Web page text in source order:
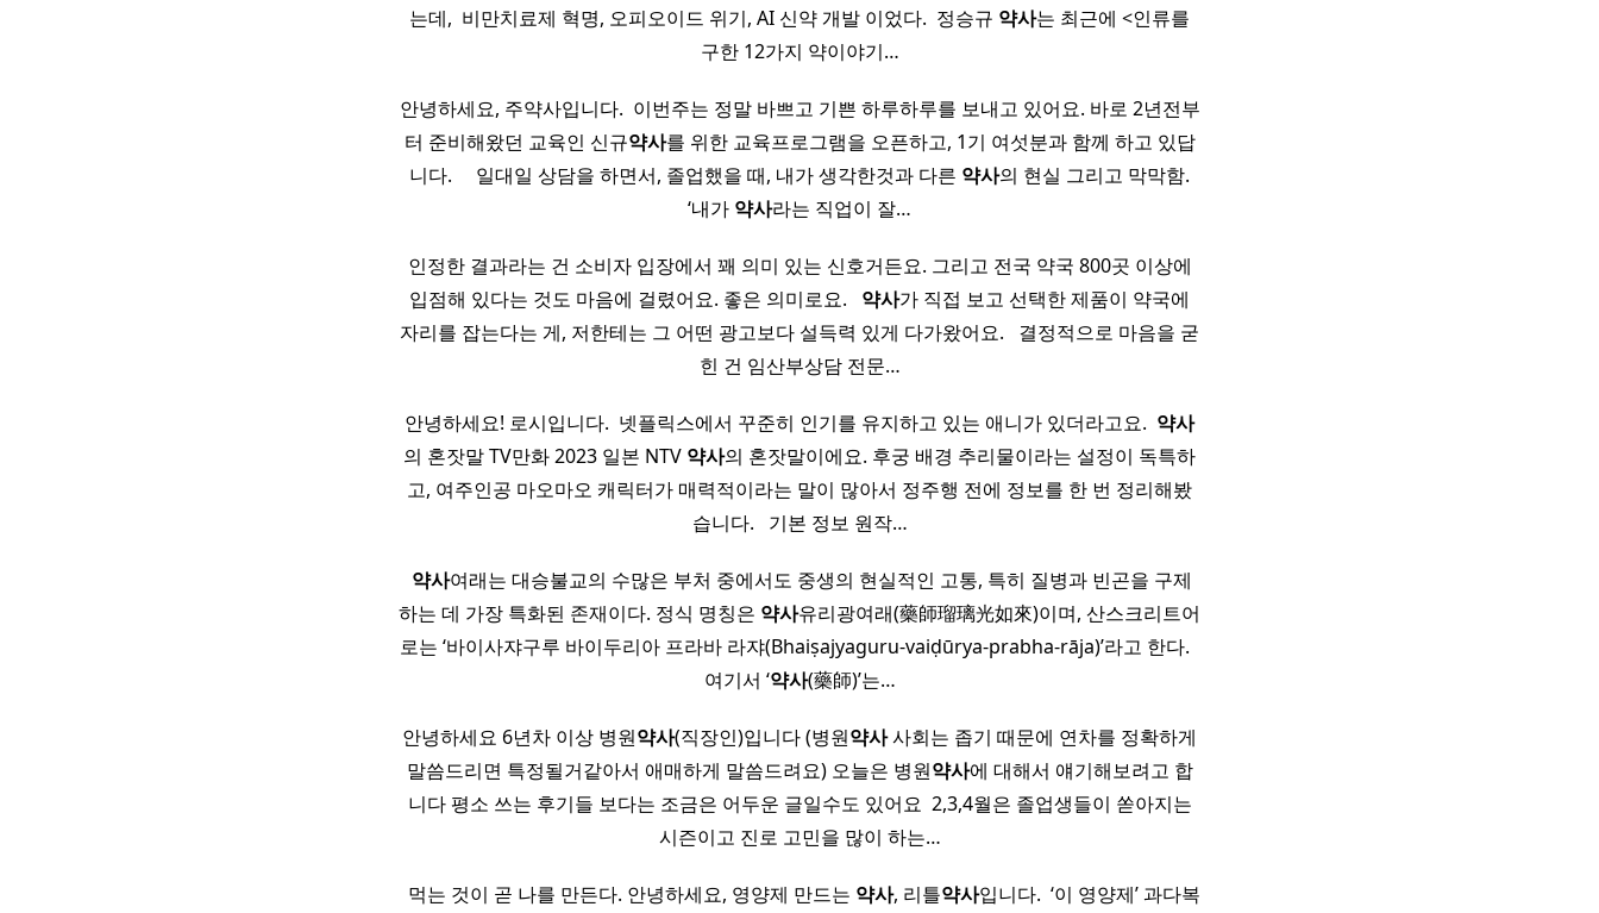
는데, ​ 비만치료제 혁명, 오피오이드 위기, AI 신약 개발 이었다. ​ 정승규 약사는 최근에 <인류를
구한 12가지 약이야기…
안녕하세요, 주약사입니다. ​ 이번주는 정말 바쁘고 기쁜 하루하루를 보내고 있어요. 바로 2년전부
터 준비해왔던 교육인 신규약사를 위한 교육프로그램을 오픈하고, 1기 여섯분과 함께 하고 있답
니다. ​ ​ ​ ​ 일대일 상담을 하면서, 졸업했을 때, 내가 생각한것과 다른 약사의 현실 그리고 막막함.
‘내가 약사라는 직업이 잘…
인정한 결과라는 건 소비자 입장에서 꽤 의미 있는 신호거든요. 그리고 전국 약국 800곳 이상에
입점해 있다는 것도 마음에 걸렸어요. 좋은 의미로요. ​ ​ 약사가 직접 보고 선택한 제품이 약국에
자리를 잡는다는 게, 저한테는 그 어떤 광고보다 설득력 있게 다가왔어요. ​ ​ 결정적으로 마음을 굳
힌 건 임산부상담 전문…
안녕하세요! 로시입니다. ​ 넷플릭스에서 꾸준히 인기를 유지하고 있는 애니가 있더라고요. ​ 약사
의 혼잣말 TV만화 2023 일본 NTV 약사의 혼잣말이에요. 후궁 배경 추리물이라는 설정이 독특하
고, 여주인공 마오마오 캐릭터가 매력적이라는 말이 많아서 정주행 전에 정보를 한 번 정리해봤
습니다. ​ ​ 기본 정보 원작…
약사여래는 대승불교의 수많은 부처 중에서도 중생의 현실적인 고통, 특히 질병과 빈곤을 구제
하는 데 가장 특화된 존재이다. 정식 명칭은 약사유리광여래(藥師瑠璃光如來)이며, 산스크리트어
로는 ‘바이사쟈구루 바이두리아 프라바 라쟈(Bhaiṣajyaguru-vaiḍūrya-prabha-rāja)’라고 한다. ​ ​
여기서 ‘약사(藥師)’는…
안녕하세요 6년차 이상 병원약사(직장인)입니다 (병원약사사회는 좁기 때문에 연차를 정확하게
말씀드리면 특정될거같아서 애매하게 말씀드려요) 오늘은 병원약사에 대해서 얘기해보려고 합
니다 평소 쓰는 후기들 보다는 조금은 어두운 글일수도 있어요 ​ 2,3,4월은 졸업생들이 쏟아지는
시즌이고 진로 고민을 많이 하는…
​ ​ 먹는 것이 곧 나를 만든다. 안녕하세요, 영양제 만드는 약사, 리틀약사입니다. ​ ‘이 영양제’ 과다복